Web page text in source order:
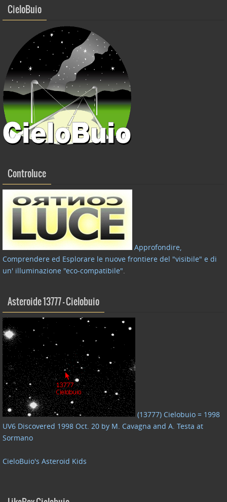
CieloBuio
Controluce
Approfondire,
Comprendere ed Esplorare le nuove frontiere del "visibile" e di
un' illuminazione "eco-compatibile".
Asteroide 13777 – Cielobuio
(13777) Cielobuio = 1998
UV6 Discovered 1998 Oct. 20 by M. Cavagna and A. Testa at
Sormano
CieloBuio's Asteroid Kids